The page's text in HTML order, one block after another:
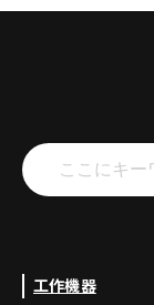
工作機器